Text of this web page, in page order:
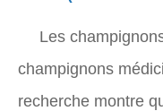
Les
champignons
recherche montre